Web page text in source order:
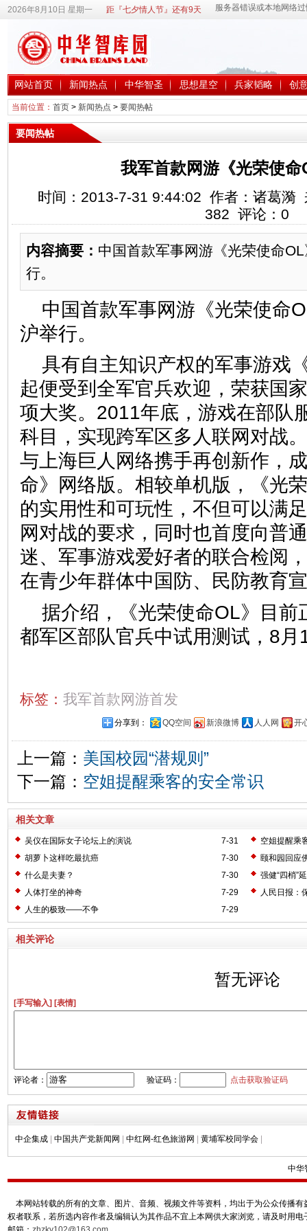
2026年8月10日 星期一 距『七夕情人节』还有9天
网站首页 新闻热点 中华智圣 思想星空 兵家韬略 创
当前位置： 首页> 新闻热点 > 要闻热帖
要闻热帖
我军首款网游《光荣使
时间：2013-7-31 9:44:02 作者：诸葛漪
382 评论： 0
内容摘要： 中国首款军事网游《光荣使命
行。
中国首款军事网游《光荣使命
沪举行。
具有自主知识产权的军事游戏
起便受到全军官兵欢迎，荣获国
项大奖。2011年底，游戏在部队
科目，实现跨军区多人联网对战
与上海巨人网络携手再创新作，
命》网络版。相较单机版，《光
的实用性和可玩性，不但可以满
网对战的要求，同时也首度向普
迷、军事游戏爱好者的联合检阅
在青少年群体中国防、民防教育
据介绍，《光荣使命OL》目前
都军区部队官兵中试用测试，8月
标签： 我军首款网游首发
分享到： QQ空间 新浪微博 人人网 开
上一篇： 美国校园“潜规则”
下一篇： 空姐提醒乘客的安全常识
相关文章
7-31
吴仪在国际女子论坛上的演说
空姐提醒乘
7-30
胡萝卜这样吃最抗癌
颐和园回应
7-30
什么是夫妻？
强健“四梢”
7-29
人体打坐的神奇
人民日报：
7-29
人生的极致——不争
相关评论
暂无评论
[手写输入] [表情]
评论者： 验证码： 点击获取验证码
中企集成 中国共产党新闻网 中红网-红色旅游网 黄埔军校同学会
中华
本网站转载的所有的文章、图片、音频、视频文件等资料，均出于为公众传播
权者联系，若所选内容作者及编辑认为其作品不宜上本网供大家浏览，请及时用